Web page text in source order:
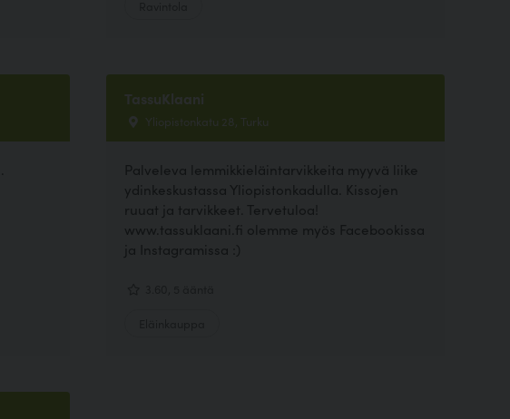
TassuKlaani
Yliopistonkatu 28, Turku
Palveleva lemmikkieläintarvikkeita myyvä liike
ydinkeskustassa Yliopistonkadulla. Kissojen
ruuat ja tarvikkeet. Tervetuloa!
www.tassuklaani.fi olemme myös Facebookissa
ja Instagramissa :)